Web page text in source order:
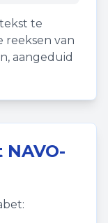
te
reeksen van
aangeduid